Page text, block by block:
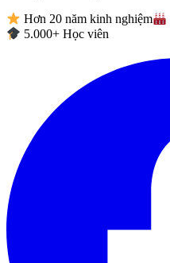
Hơn 20 năm kinh nghiệm
5.000+ Học viên